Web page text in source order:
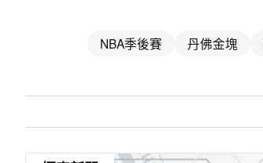
NBA季後賽 丹佛金塊